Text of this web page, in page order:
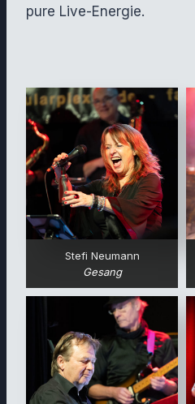
pure Live-Energie.
Stefi Neumann
Gesang